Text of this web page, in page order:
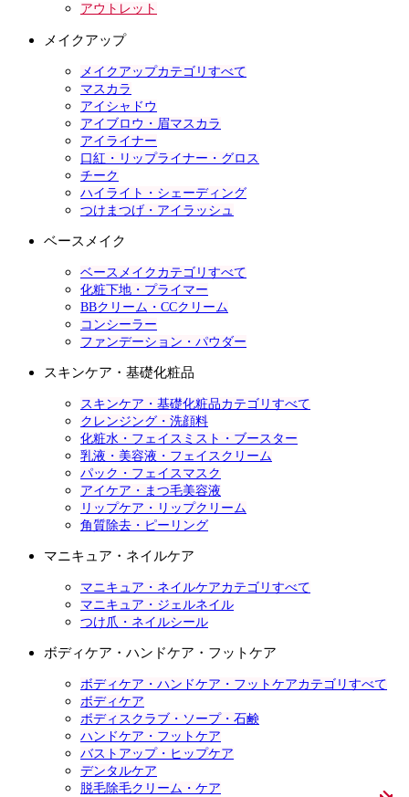
アウトレット
メイクアップ
メイクアップカテゴリすべて
マスカラ
アイシャドウ
アイブロウ・眉マスカラ
アイライナー
口紅・リップライナー・グロス
チーク
ハイライト・シェーディング
つけまつげ・アイラッシュ
ベースメイク
ベースメイクカテゴリすべて
化粧下地・プライマー
BBクリーム・CCクリーム
コンシーラー
ファンデーション・パウダー
スキンケア・基礎化粧品
スキンケア・基礎化粧品カテゴリすべて
クレンジング・洗顔料
化粧水・フェイスミスト・ブースター
乳液・美容液・フェイスクリーム
パック・フェイスマスク
アイケア・まつ毛美容液
リップケア・リップクリーム
角質除去・ピーリング
マニキュア・ネイルケア
マニキュア・ネイルケアカテゴリすべて
マニキュア・ジェルネイル
つけ爪・ネイルシール
ボディケア・ハンドケア・フットケア
ボディケア・ハンドケア・フットケアカテゴリすべて
ボディケア
ボディスクラブ・ソープ・石鹸
ハンドケア・フットケア
バストアップ・ヒップケア
デンタルケア
脱毛除毛クリーム・ケア